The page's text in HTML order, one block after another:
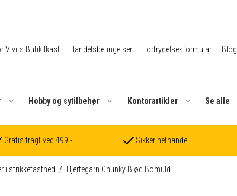
Vivi´s Butik Ikast Handelsbetingelser Fortrydelsesformular Blog
Hobby og sytilbehør Kontorartikler Se alle
Gratis fragt ved 499,- Sikker nethandel
i strikkefasthed / Hjertegarn Chunky Blød Bomuld